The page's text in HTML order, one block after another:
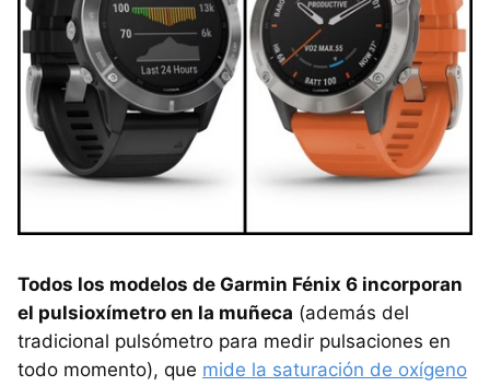
Todos los modelos de Garmin Fénix 6 incorporan
el pulsioxímetro en la muñeca (además del
tradicional pulsómetro para medir pulsaciones en
todo momento), que mide la saturación de oxígeno